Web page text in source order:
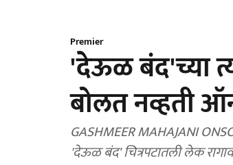
Premier
'देऊळ बंद'च्या
बोलत नव्हती
GASHMEER MAHAJANI ONSCREEN DAUGHTER IN DEOOL BAND: गश्मीर महाजनी याच्यावर त्याची
'देऊळ बंद' चित्रपटातली लेक